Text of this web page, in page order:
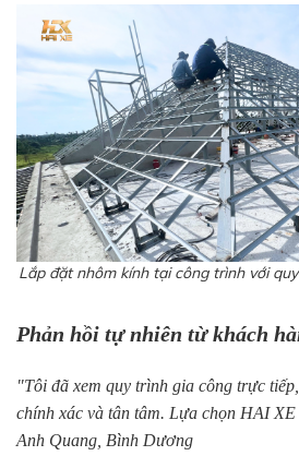
Lắp đặt nhôm kính tại công trình với
Phản hồi tự nhiên từ khách
"Tôi đã xem quy trình gia công trực
chính xác và tân tâm. Lựa chọn HAI
Anh Quang, Bình Dương